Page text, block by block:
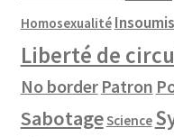
Homosexualité
Liberté de
No border Patron
SabotageScience